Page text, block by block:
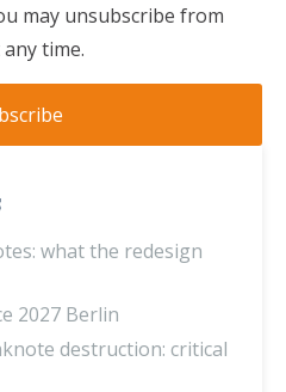
may unsubscribe from
time.
what the redesign
2027 Berlin
destruction: critical